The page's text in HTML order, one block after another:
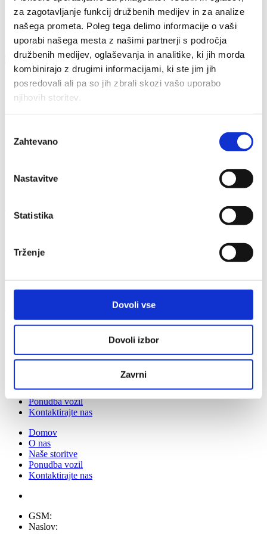
za zagotavljanje funkcij družbenih medijev in za analize
našega prometa. Poleg tega delimo informacije o vaši
uporabi našega mesta z našimi partnerji s področja
družbenih medijev, oglaševanja in analitike, ki jih morda
kombinirajo z drugimi informacijami, ki ste jim jih
posredovali ali pa so jih zbrali skozi vašo uporabo
njihovih storitev.
soglasja
Zahtevano
Nastavitve
Statistika
Trženje
Dovoli vse
Dovoli izbor
Zavrni
behind the scenes
Email Address
Send
Kontaktirajte nas
Kaj počnemo
Prodaja pregledanih vozil z garancijo
Kontaktni podatki
Naslov:
Facebook-f
Avto poljane d.o.o.
Naše storitve
Ponudba vozil
Kontaktirajte nas
Domov
O nas
Naše storitve
Ponudba vozil
Kontaktirajte nas
GSM:
Naslov: